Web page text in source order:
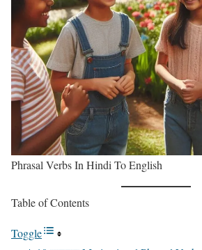
Phrasal Verbs In Hindi To English
Table of Contents
Toggle